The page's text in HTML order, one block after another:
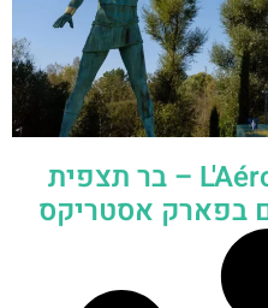
בר לארולאף – L'Aérolaf – בר תצפית